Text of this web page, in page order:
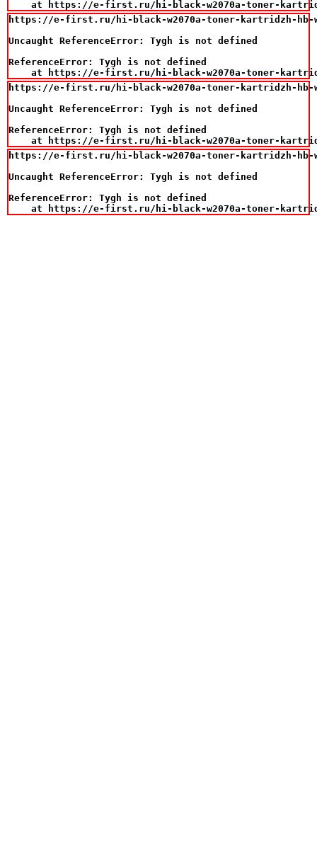
at https://e-first.ru/hi-black-w2070a-toner-
https://e-first.ru/hi-black-w2070a-toner-kartridzh-hb-
Uncaught ReferenceError: Tygh is not defined
ReferenceError: Tygh is not defined
at https://e-first.ru/hi-black-w2070a-toner-
https://e-first.ru/hi-black-w2070a-toner-kartridzh-hb-
Uncaught ReferenceError: Tygh is not defined
ReferenceError: Tygh is not defined
at https://e-first.ru/hi-black-w2070a-toner-
https://e-first.ru/hi-black-w2070a-toner-kartridzh-hb-
Uncaught ReferenceError: Tygh is not defined
ReferenceError: Tygh is not defined
at https://e-first.ru/hi-black-w2070a-toner-